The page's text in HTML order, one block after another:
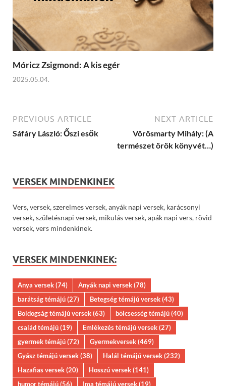
Móricz Zsigmond: A kis egér
2025.05.04.
PREVIOUS ARTICLE
Sáfáry László: Őszi esők
NEXT ARTICLE
Vörösmarty Mihály: (A
természet örök könyvét…)
VERSEK MINDENKINEK
Vers, versek, szerelmes versek, anyák napi versek, karácsonyi
versek, születésnapi versek, mikulás versek, apák napi vers, rövid
versek, vers mindenkinek.
VERSEK MINDENKINEK:
Anya versek(74) Anyák napi versek(78)
barátság témájú(27) Betegség témájú versek(43)
Boldogság témájú versek(63) bölcsesség témájú(40)
család témájú(19) Emlékezés témájú versek(27)
gyermek témájú(72) Gyermekversek(469)
Gyász témájú versek(38) Halál témájú versek(232)
Hazafias versek(20) Hosszú versek(141)
humor témájú(56) Ima témájú versek(19)